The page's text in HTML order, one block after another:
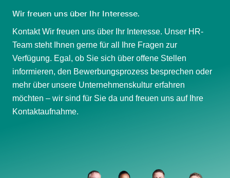
Wir freuen uns über Ihr Interesse.
Kontakt Wir freuen uns über Ihr Interesse. Unser HR-
Team steht Ihnen gerne für all Ihre Fragen zur
Verfügung. Egal, ob Sie sich über offene Stellen
informieren, den Bewerbungsprozess besprechen oder
mehr über unsere Unternehmenskultur erfahren
möchten – wir sind für Sie da und freuen uns auf Ihre
Kontaktaufnahme.